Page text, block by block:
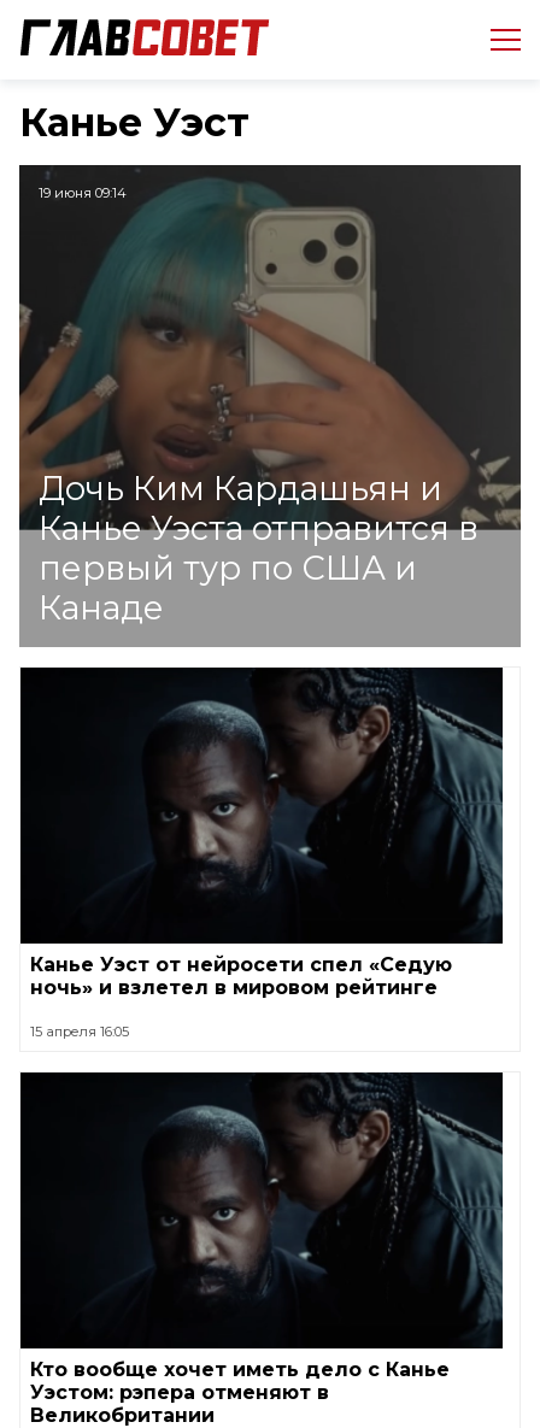
Канье Уэст
19 июня 09:14
Дочь Ким Кардашьян и
Канье Уэста отправится в
первый тур по США и
Канаде
Канье Уэст от нейросети спел «Седую
ночь» и взлетел в мировом рейтинге
15 апреля 16:05
Кто вообще хочет иметь дело с Канье
Уэстом: рэпера отменяют в
Великобритании